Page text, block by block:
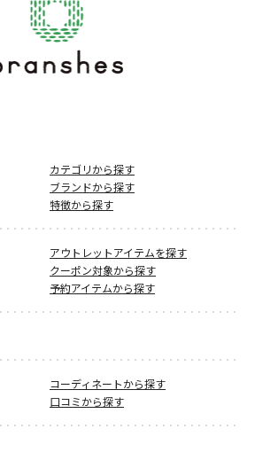
カテゴリから探す
ブランドから探す
特徴から探す
アウトレットアイテムを探す
クーポン対象から探す
予約アイテムから探す
コーディネートから探す
口コミから探す